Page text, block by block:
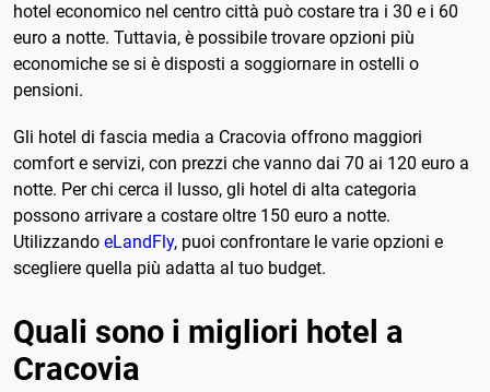
hotel economico nel centro città può costare tra i 30 e i 60
euro a notte. Tuttavia, è possibile trovare opzioni più
economiche se si è disposti a soggiornare in ostelli o
pensioni.
Gli hotel di fascia media a Cracovia offrono maggiori
comfort e servizi, con prezzi che vanno dai 70 ai 120 euro a
notte. Per chi cerca il lusso, gli hotel di alta categoria
possono arrivare a costare oltre 150 euro a notte.
Utilizzando eLandFly, puoi confrontare le varie opzioni e
scegliere quella più adatta al tuo budget.
Quali sono i migliori hotel a
Cracovia